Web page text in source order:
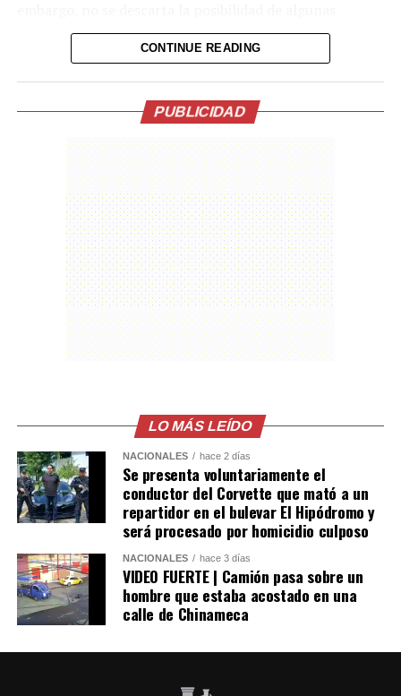
tormentas durante la tarde y la noche en zonas de San
Salvador y La Libertad.
entre 8 y 20 kilómetros por hora, con brisas ocasionales
de hasta 35 kilómetros por hora.
Comparte esto:
Facebook X
Me gusta esto:
CONTINUE READING
PUBLICIDAD
LO MÁS LEÍDO
NACIONALES hace 2 días
Se presenta voluntariamente el
conductor del Corvette que mató a un
repartidor en el bulevar El Hipódromo y
será procesado por homicidio culposo
NACIONALES hace 3 días
VIDEO FUERTE | Camión pasa sobre un
hombre que estaba acostado en una
calle de Chinameca